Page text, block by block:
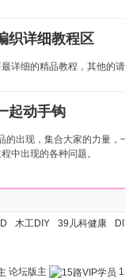
织详细教程区
详细的精品教程，其他的
起动手钩
的出现，集合大家的力量，
中出现的各种问题。
木工DIY 39儿科健康
论坛版主